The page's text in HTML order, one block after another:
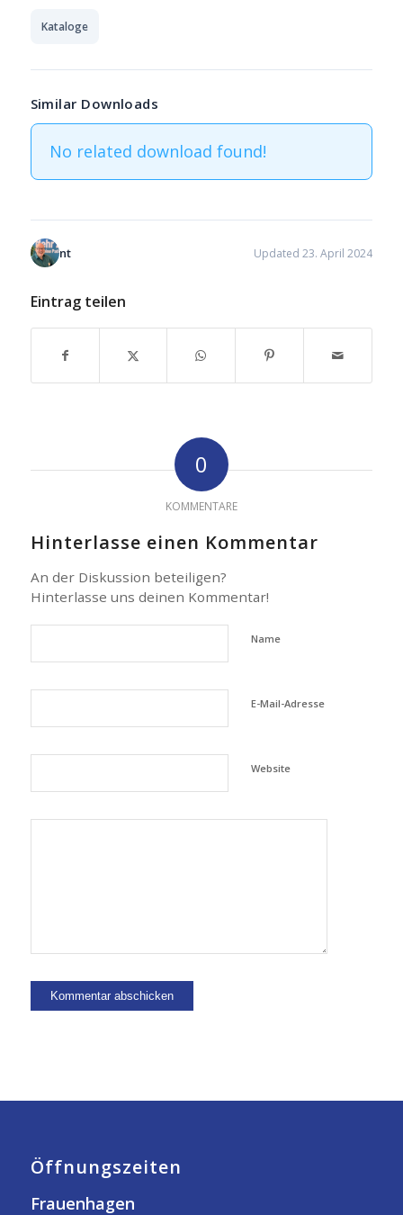
Kataloge
Similar Downloads
No related download found!
nt Updated 23. April 2024
Eintrag teilen
0
KOMMENTARE
Hinterlasse einen Kommentar
An der Diskussion beteiligen?
Hinterlasse uns deinen Kommentar!
Name
E-Mail-Adresse
Website
Öffnungszeiten
Frauenhagen